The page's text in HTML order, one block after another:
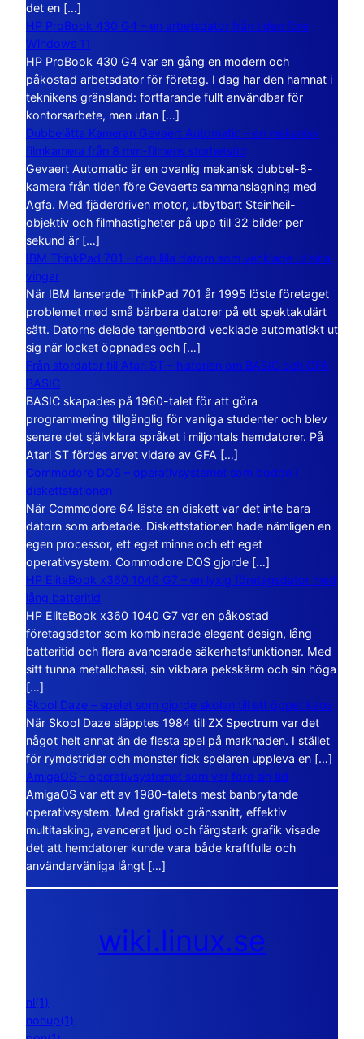
det en […]
HP ProBook 430 G4 – en arbetsdator från tiden före
Windows 11
HP ProBook 430 G4 var en gång en modern och
påkostad arbetsdator för företag. I dag har den hamnat i
teknikens gränsland: fortfarande fullt användbar för
kontorsarbete, men utan […]
Dubbelåtta Kameran Gevaert Automatic – en mekanisk
filmkamera från 8 mm-filmens storhetstid
Gevaert Automatic är en ovanlig mekanisk dubbel-8-
kamera från tiden före Gevaerts sammanslagning med
Agfa. Med fjäderdriven motor, utbytbart Steinheil-
objektiv och filmhastigheter på upp till 32 bilder per
sekund är […]
IBM ThinkPad 701 – den lilla datorn som vecklade ut sina
vingar
När IBM lanserade ThinkPad 701 år 1995 löste företaget
problemet med små bärbara datorer på ett spektakulärt
sätt. Datorns delade tangentbord vecklade automatiskt ut
sig när locket öppnades och […]
Från stordator till Atari ST – historien om BASIC och GFA
BASIC
BASIC skapades på 1960-talet för att göra
programmering tillgänglig för vanliga studenter och blev
senare det självklara språket i miljontals hemdatorer. På
Atari ST fördes arvet vidare av GFA […]
Commodore DOS – operativsystemet som bodde i
diskettstationen
När Commodore 64 läste en diskett var det inte bara
datorn som arbetade. Diskettstationen hade nämligen en
egen processor, ett eget minne och ett eget
operativsystem. Commodore DOS gjorde […]
HP EliteBook x360 1040 G7 – en lyxig företagsdator med
lång batteritid
HP EliteBook x360 1040 G7 var en påkostad
företagsdator som kombinerade elegant design, lång
batteritid och flera avancerade säkerhetsfunktioner. Med
sitt tunna metallchassi, sin vikbara pekskärm och sin höga
[…]
Skool Daze – spelet som gjorde skolan till ett öppet kaos
När Skool Daze släpptes 1984 till ZX Spectrum var det
något helt annat än de flesta spel på marknaden. I stället
för rymdstrider och monster fick spelaren uppleva en […]
AmigaOS – operativsystemet som var före sin tid
AmigaOS var ett av 1980-talets mest banbrytande
operativsystem. Med grafiskt gränssnitt, effektiv
multitasking, avancerat ljud och färgstark grafik visade
det att hemdatorer kunde vara både kraftfulla och
användarvänliga långt […]
wiki.linux.se
nl(1)
nohup(1)